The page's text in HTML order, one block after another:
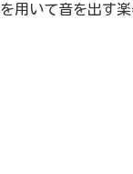
用いて音を出す楽